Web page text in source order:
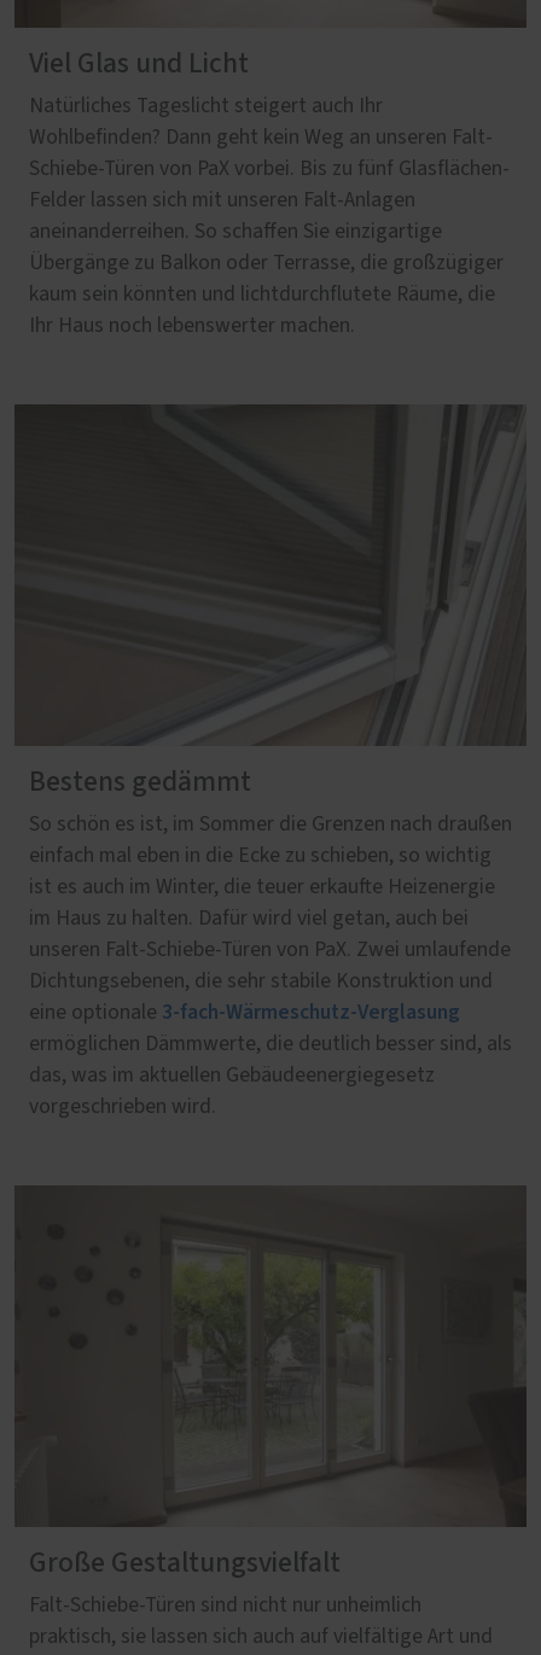
Viel Glas und Licht
Natürliches Tageslicht steigert auch Ihr
Wohlbefinden? Dann geht kein Weg an unseren Falt-
Schiebe-Türen von PaX vorbei. Bis zu fünf Glasflächen-
Felder lassen sich mit unseren Falt-Anlagen
aneinanderreihen. So schaffen Sie einzigartige
Übergänge zu Balkon oder Terrasse, die großzügiger
kaum sein könnten und lichtdurchflutete Räume, die
Ihr Haus noch lebenswerter machen.
Bestens gedämmt
So schön es ist, im Sommer die Grenzen nach draußen
einfach mal eben in die Ecke zu schieben, so wichtig
ist es auch im Winter, die teuer erkaufte Heizenergie
im Haus zu halten. Dafür wird viel getan, auch bei
unseren Falt-Schiebe-Türen von PaX. Zwei umlaufende
Dichtungsebenen, die sehr stabile Konstruktion und
eine optionale 3-fach-Wärmeschutz-Verglasung
ermöglichen Dämmwerte, die deutlich besser sind, als
das, was im aktuellen Gebäudeenergiegesetz
vorgeschrieben wird.
Große Gestaltungsvielfalt
Falt-Schiebe-Türen sind nicht nur unheimlich
praktisch, sie lassen sich auch auf vielfältige Art und